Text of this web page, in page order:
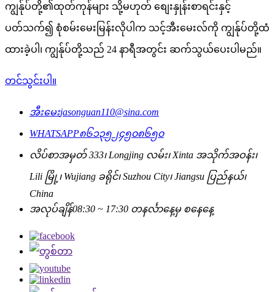
ကျွန်ုပ်တို့၏ထုတ်ကုန်များ သို့မဟုတ် စျေးနှုန်းစာရင်းနှင့်
ပတ်သက်၍ စုံစမ်းမေးမြန်းလိုပါက သင့်အီးမေးလ်ကို ကျွန်ုပ်တို့ထံ
ထားခဲ့ပါ၊ ကျွန်ုပ်တို့သည် 24 နာရီအတွင်း ဆက်သွယ်ပေးပါမည်။
တင်သွင်းပါ။
အီးမေးjasonguan110@sina.com
WHATSAPP၈၆၁၃၅၂၄၅၀၈၆၅၀
လိပ်စာအမှတ် 333၊ Longjing လမ်း၊ Xinta အသိုက်အဝန်း၊
Lili မြို့၊ Wujiang ခရိုင်၊ Suzhou City၊ Jiangsu ပြည်နယ်၊
China
အလုပ်ချိန်08:30 ~ 17:30 တနင်္လာနေ့မှ စနေနေ့